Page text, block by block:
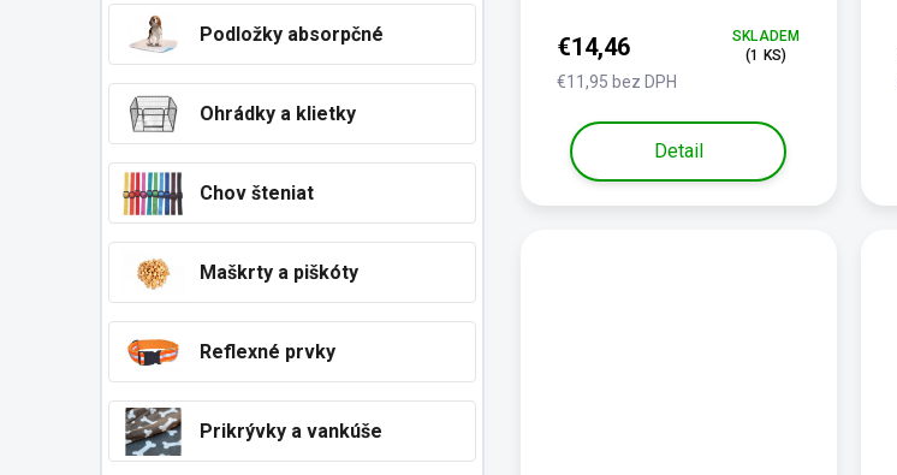
Podložky absorpčné
Ohrádky a klietky
Chov šteniat
Maškrty a piškóty
Reflexné prvky
Prikrývky a vankúše
€11,95 bez DPH
€14,46
SKLADEM
(1 KS)
Detail